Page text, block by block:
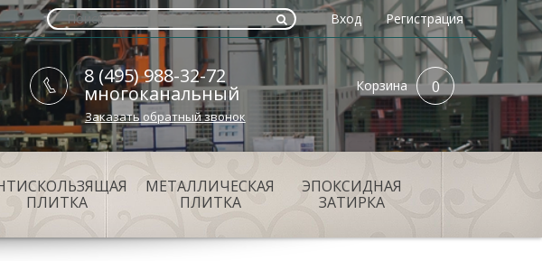
Вход Регистрация
Корзина 0
8 (495) 988-32-72
многоканальный
Заказать обратный звонок
ПЛИТКА
МЕТАЛЛИЧЕСКАЯ
ПЛИТКА
ЭПОКСИДНАЯ
ЗАТИРКА